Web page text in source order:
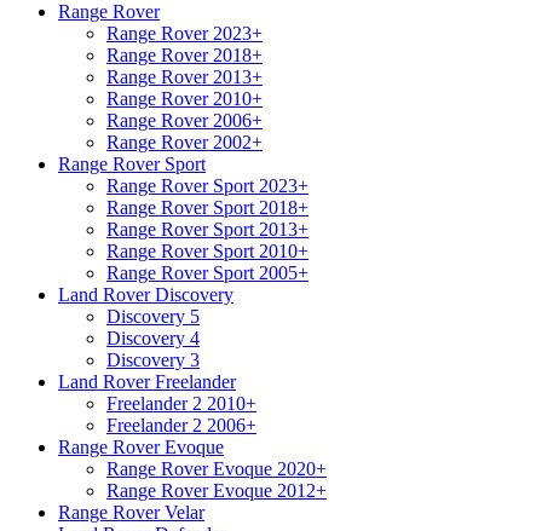
Range Rover
Range Rover 2023+
Range Rover 2018+
Range Rover 2013+
Range Rover 2010+
Range Rover 2006+
Range Rover 2002+
Range Rover Sport
Range Rover Sport 2023+
Range Rover Sport 2018+
Range Rover Sport 2013+
Range Rover Sport 2010+
Range Rover Sport 2005+
Land Rover Discovery
Discovery 5
Discovery 4
Discovery 3
Land Rover Freelander
Freelander 2 2010+
Freelander 2 2006+
Range Rover Evoque
Range Rover Evoque 2020+
Range Rover Evoque 2012+
Range Rover Velar